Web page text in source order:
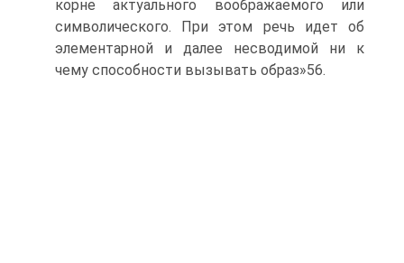
корне актуального воображае­мого или
символического. При этом речь идет об
элементарной и далее несводимой ни к
чему способности вызывать образ»56.